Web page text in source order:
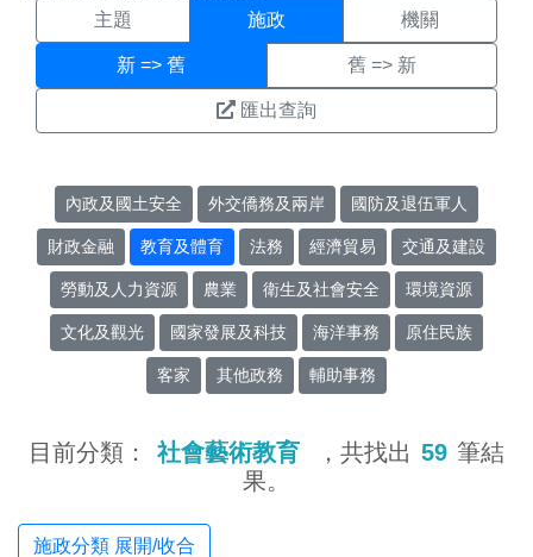
主題 施政 機關
新 => 舊 舊 => 新
匯出查詢
內政及國土安全 外交僑務及兩岸 國防及退伍軍人
財政金融 教育及體育 法務 經濟貿易 交通及建設
勞動及人力資源 農業 衛生及社會安全 環境資源
文化及觀光 國家發展及科技 海洋事務 原住民族
客家 其他政務 輔助事務
目前分類： 社會藝術教育 ，共找出 59 筆結
果。
施政分類 展開/收合